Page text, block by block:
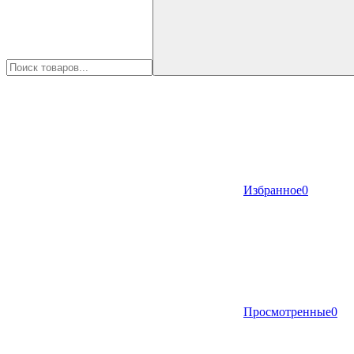
Избранное0
Просмотренные0